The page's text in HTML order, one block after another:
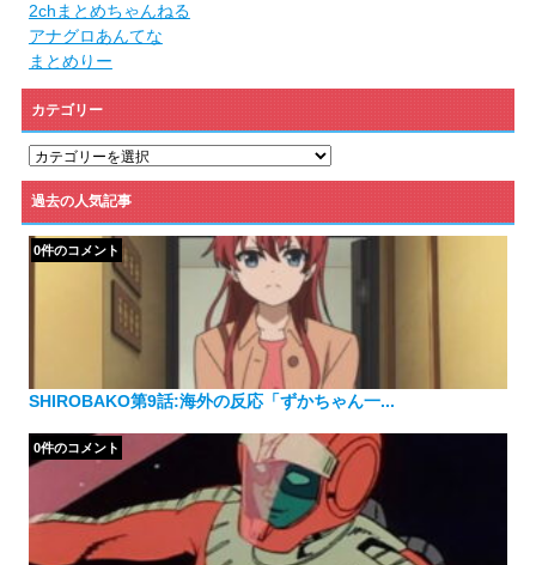
2chまとめちゃんねる
アナグロあんてな
まとめりー
カテゴリー
カ
ゴ
リ
ー
過去の人気記事
SHIROBAKO第9話:海外の反応「ずかちゃん一...
0件のコメント
0件のコメント